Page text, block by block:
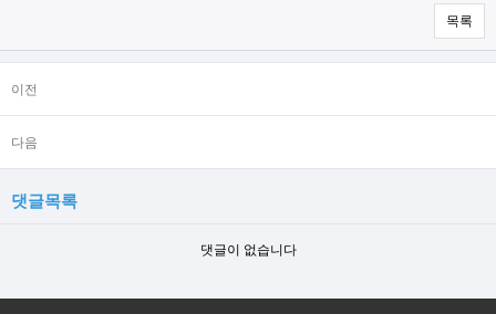
목록
이전
다음
댓글목록
댓글이 없습니다